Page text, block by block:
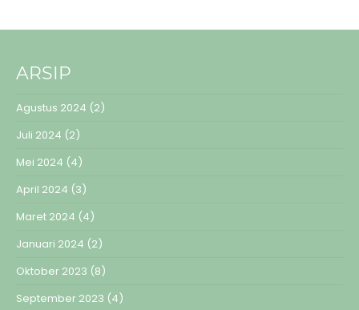
ARSIP
Agustus 2024 (2)
Juli 2024 (2)
Mei 2024 (4)
April 2024 (3)
Maret 2024 (4)
Januari 2024 (2)
Oktober 2023 (8)
September 2023 (4)